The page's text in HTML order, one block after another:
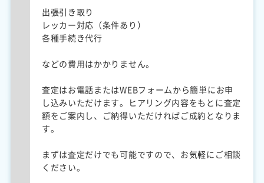
出張引き取り
レッカー対応（条件あり）
各種手続き代行
などの費用はかかりません。
査定はお電話またはWEBフォームから簡単にお申
し込みいただけます。ヒアリング内容をもとに査定
額をご案内し、ご納得いただければご成約となりま
す。
まずは査定だけでも可能ですので、お気軽にご相談
ください。